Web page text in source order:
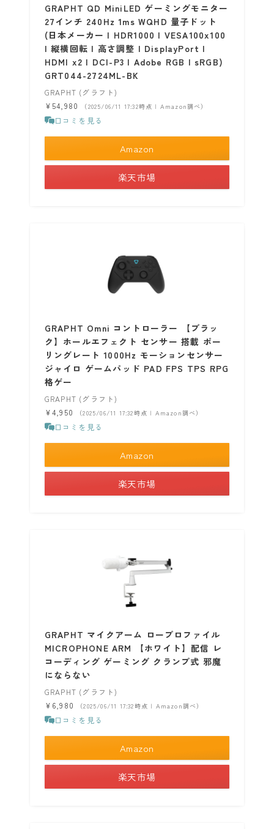
GRAPHT QD MiniLED ゲーミングモニター
27インチ 240Hz 1ms WQHD 量子ドット
(日本メーカー | HDR1000 | VESA100x100
| 縦横回転 | 高さ調整 | DisplayPort |
HDMI x2 | DCI-P3 | Adobe RGB | sRGB)
GRT044-2724ML-BK
GRAPHT (グラフト)
¥54,980
（2025/06/11 17:32時点 | Amazon調べ）
口コミを見る
Amazon
楽天市場
GRAPHT Omni コントローラー 【ブラッ
ク】ホールエフェクト センサー 搭載 ポー
リングレート 1000Hz モーションセンサー
ジャイロ ゲームパッド PAD FPS TPS RPG
格ゲー
GRAPHT (グラフト)
¥4,950
（2025/06/11 17:32時点 | Amazon調べ）
口コミを見る
Amazon
楽天市場
GRAPHT マイクアーム ロープロファイル
MICROPHONE ARM 【ホワイト】配信 レ
コーディング ゲーミング クランプ式 邪魔
にならない
GRAPHT (グラフト)
¥6,980
（2025/06/11 17:32時点 | Amazon調べ）
口コミを見る
Amazon
楽天市場